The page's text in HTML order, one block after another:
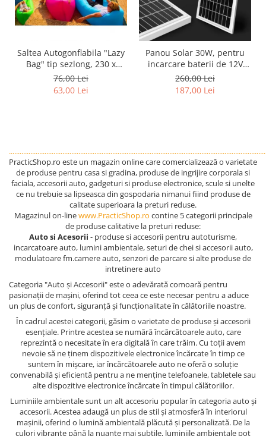
Saltea Autogonflabila "Lazy
Bag" tip sezlong, 230 x
70cm
76,00 Lei
63,00 Lei
Panou Solar 30W, pentru
incarcare baterii de 12V
portabil
260,00 Lei
187,00 Lei
PracticShop.ro este un magazin online care comercializează o varietate
de produse pentru casa si gradina, produse de ingrijire corporala si
faciala, accesorii auto, gadgeturi si produse electronice, scule si unelte
ce nu trebuie sa lipseasca din gospodaria nimanui fiind produse de
calitate superioara la preturi reduse.
Magazinul on-linewww.PracticShop.ro contine 5 categorii principale
de produse calitative la preturi reduse:
Auto si Acesorii - produse si accesorii pentru autoturisme,
incarcatoare auto, lumini ambientale, seturi de chei si accesorii auto,
modulatoare fm.camere auto, senzori de parcare si alte produse de
intretinere auto
Categoria "Auto și Accesorii" este o adevărată comoară pentru
pasionații de mașini, oferind tot ceea ce este necesar pentru a aduce
un plus de confort, siguranță și funcționalitate în călătoriile noastre.
În cadrul acestei categorii, găsim o varietate de produse și accesorii
esențiale. Printre acestea se numără încărcătoarele auto, care
reprezintă o necesitate în era digitală în care trăim. Cu toții avem
nevoie să ne ținem dispozitivele electronice încărcate în timp ce
suntem în mișcare, iar încărcătoarele auto ne oferă o soluție
convenabilă și eficientă pentru a ne menține telefoanele, tabletele sau
alte dispozitive electronice încărcate în timpul călătoriilor.
Luminiile ambientale sunt un alt accesoriu popular în categoria auto și
accesorii. Acestea adaugă un plus de stil și atmosferă în interiorul
mașinii, oferind o lumină ambientală plăcută și personalizată. De la
culori vibrante până la nuanțe mai subtile, luminiile ambientale pot